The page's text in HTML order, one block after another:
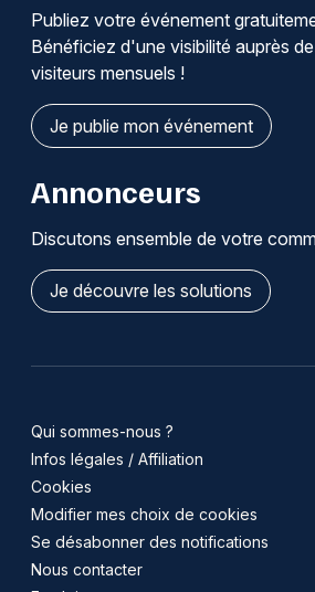
Publiez votre événement
Bénéficiez d'une visibilité auprès
visiteurs mensuels !
Je publie mon événement
Annonceurs
Discutons ensemble de votre
Je découvre les solutions
Qui sommes-nous ?
Infos légales / Affiliation
Cookies
Modifier mes choix de cookies
Se désabonner des notifications
Nous contacter